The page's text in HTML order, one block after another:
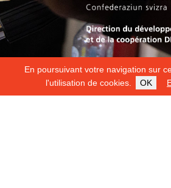
En poursuivant votre navigation sur
l'utilisation de cookies.
OK